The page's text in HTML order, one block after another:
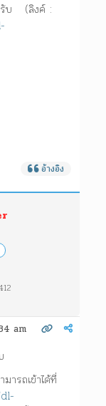
รับ (ลิงค์ :
อ้างอิง
am
ารถเข้าได้ที่